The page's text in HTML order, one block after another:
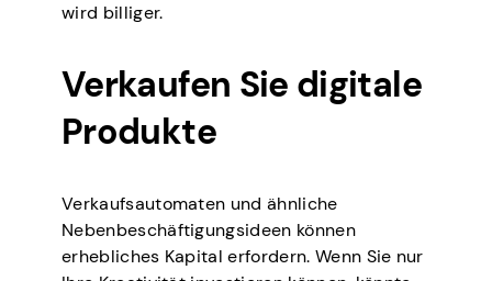
wird billiger.
Verkaufen Sie digitale
Produkte
Verkaufsautomaten und ähnliche
Nebenbeschäftigungsideen können
erhebliches Kapital erfordern. Wenn Sie nur